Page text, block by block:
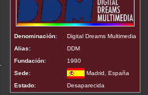
Denominación:
Digital Dreams Multimedia
Alias:
DDM
Fundación:
1990
Sede:
Madrid, España
Estado:
Desaparecida